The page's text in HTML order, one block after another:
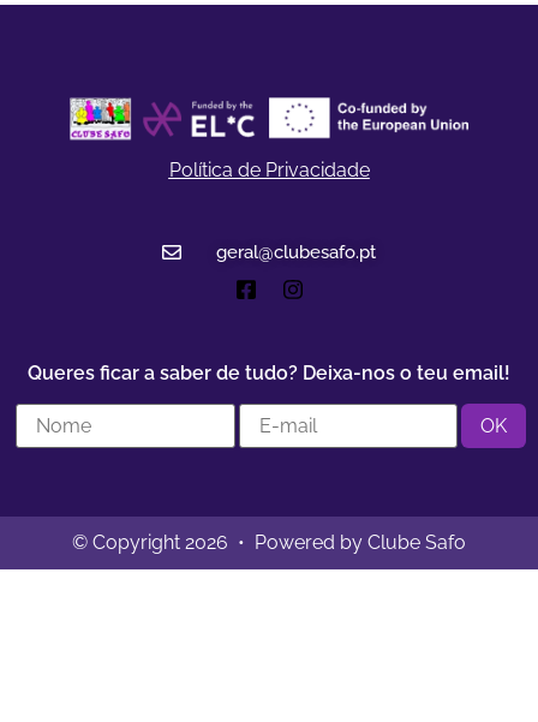
Política de Privacidade
geral@clubesafo.pt
Queres ficar a saber de tudo? Deixa-nos o teu email!
© Copyright 2026 • Powered by Clube Safo